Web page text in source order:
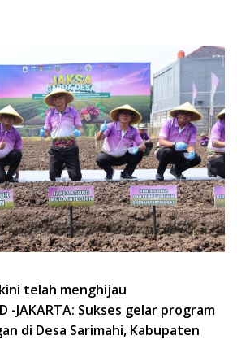
telah menghijau
-JAKARTA: Sukses gelar program
di Desa Sarimahi, Kabupaten